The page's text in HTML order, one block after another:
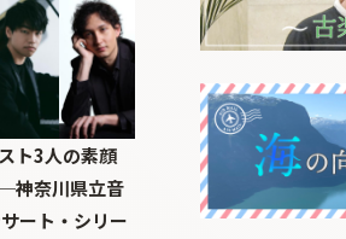
ト3人の素顔
神奈川県立音
ート・シリー